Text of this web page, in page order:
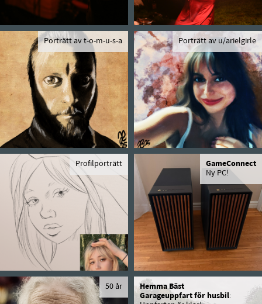
Porträtt av t-o-m-u-s-a Porträtt av u/arielgirle
Profilporträtt
GameConnect
Ny PC!
50 år
Hemma Bäst
Garageuppfart för husbil: